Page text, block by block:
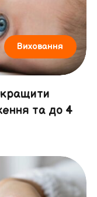
Виховання
та до 4